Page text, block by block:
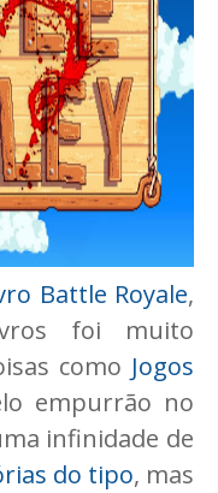
Battle Royale,
foi muito
como Jogos
empurrão no
infinidade de
do tipo, mas